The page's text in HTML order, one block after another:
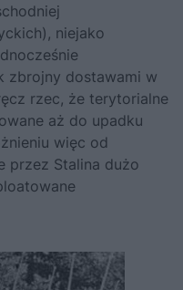
niejako
zbrojny dostawami w
rzec, że terytorialne
aż do upadku
więc od
przez Stalina dużo